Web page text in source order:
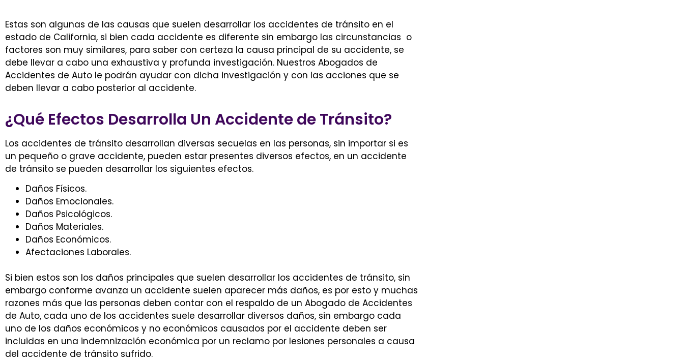
Estas son algunas de las causas que suelen desarrollar los accidentes de tránsito en el
estado de California, si bien cada accidente es diferente sin embargo las circunstancias o
factores son muy similares, para saber con certeza la causa principal de su accidente, se
debe llevar a cabo una exhaustiva y profunda investigación. Nuestros Abogados de
Accidentes de Auto le podrán ayudar con dicha investigación y con las acciones que se
deben llevar a cabo posterior al accidente.
¿Qué Efectos Desarrolla Un Accidente de Tránsito?
Los accidentes de tránsito desarrollan diversas secuelas en las personas, sin importar si es
un pequeño o grave accidente, pueden estar presentes diversos efectos, en un accidente
de tránsito se pueden desarrollar los siguientes efectos.
Daños Físicos.
Daños Emocionales.
Daños Psicológicos.
Daños Materiales.
Daños Económicos.
Afectaciones Laborales.
Si bien estos son los daños principales que suelen desarrollar los accidentes de tránsito, sin
embargo conforme avanza un accidente suelen aparecer más daños, es por esto y muchas
razones más que las personas deben contar con el respaldo de un Abogado de Accidentes
de Auto, cada uno de los accidentes suele desarrollar diversos daños, sin embargo cada
uno de los daños económicos y no económicos causados por el accidente deben ser
incluidas en una indemnización económica por un reclamo por lesiones personales a causa
del accidente de tránsito sufrido.